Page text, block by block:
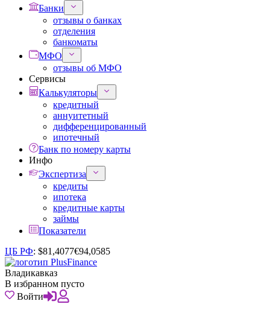
Банки
отзывы о банках
отделения
банкоматы
МФО
отзывы об МФО
Сервисы
Калькуляторы
кредитный
аннуитетный
дифференцированный
ипотечный
Банк по номеру карты
Инфо
Экспертиза
кредиты
ипотека
кредитные карты
займы
Показатели
ЦБ РФ: $81,4077€94,0585
Владикавказ
В избранном пусто
Войти